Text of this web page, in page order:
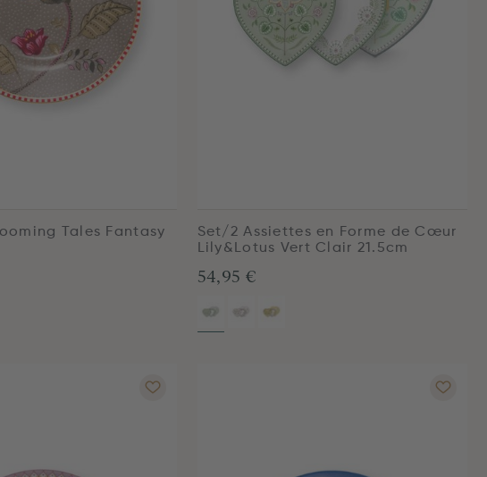
Tales Fantasy
Set/2 Assiettes en Forme de Cœur
Lily&Lotus Vert Clair 21.5cm
54,95 €